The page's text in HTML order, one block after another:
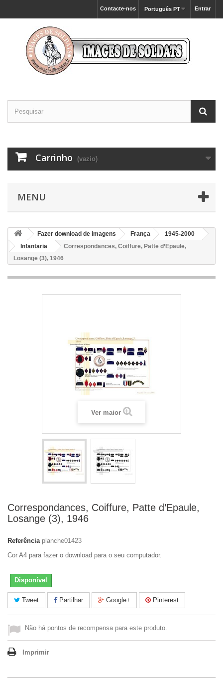
Entrar
Português PT
Contacte-nos
Carrinho (vazio)
MENU
Fazer download de imagens França
1945-2000
Infantaria
Correspondances, Coiffure, Patte d’Epaule,
Losange (3), 1946
Ver maior
Correspondances, Coiffure, Patte d’Epaule,
Losange (3), 1946
Referência planche01423
Cor A4 para fazer o download para o seu computador.
Disponível
Tweet Partilhar Google+ Pinterest
Não há pontos de recompensa para este produto.
Imprimir